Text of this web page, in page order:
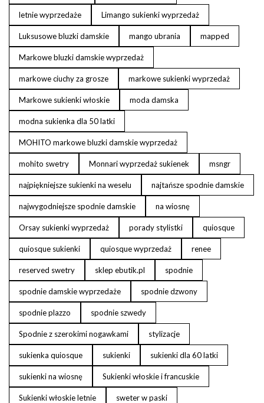
letnie wyprzedaże Limango sukienki wyprzedaż
Luksusowe bluzki damskie mango ubrania mapped
Markowe bluzki damskie wyprzedaż
markowe ciuchy za grosze markowe sukienki wyprzedaż
Markowe sukienki włoskie moda damska
modna sukienka dla 50 latki
MOHITO markowe bluzki damskie wyprzedaż
mohito swetry Monnari wyprzedaż sukienek msngr
najpiękniejsze sukienki na weselu najtańsze spodnie damskie
najwygodniejsze spodnie damskie na wiosnę
Orsay sukienki wyprzedaż porady stylistki quiosque
quiosque sukienki quiosque wyprzedaż renee
reserved swetry sklep ebutik.pl spodnie
spodnie damskie wyprzedaże spodnie dzwony
spodnie plazzo spodnie szwedy
Spodnie z szerokimi nogawkami stylizacje
sukienka quiosque sukienki sukienki dla 60 latki
sukienki na wiosnę Sukienki włoskie i francuskie
Sukienki włoskie letnie sweter w paski